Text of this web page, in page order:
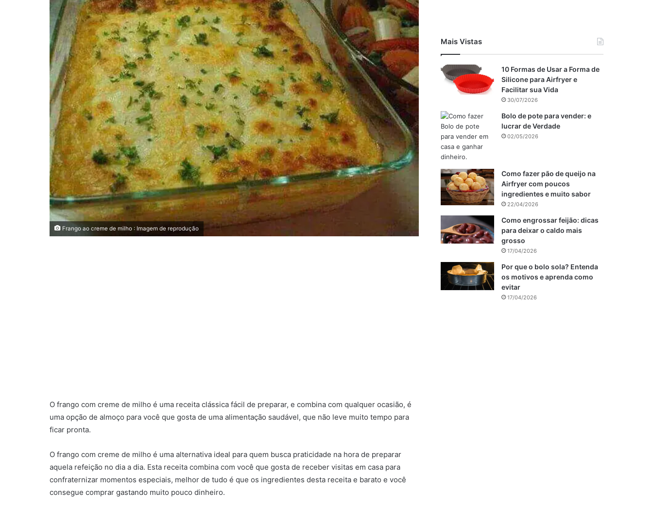
Frango ao creme de milho : Imagem de reprodução
O frango com creme de milho é uma receita clássica fácil de preparar, e combina com qualquer ocasião, é
uma opção de almoço para você que gosta de uma alimentação saudável, que não leve muito tempo para
ficar pronta.
O frango com creme de milho é uma alternativa ideal para quem busca praticidade na hora de preparar
aquela refeição no dia a dia. Esta receita combina com você que gosta de receber visitas em casa para
confraternizar momentos especiais, melhor de tudo é que os ingredientes desta receita e barato e você
consegue comprar gastando muito pouco dinheiro.
Mais Vistas
10 Formas de Usar a Forma de
Silicone para Airfryer e
Facilitar sua Vida
30/07/2026
Bolo de pote para vender: e
lucrar de Verdade
02/05/2026
Como fazer pão de queijo na
Airfryer com poucos
ingredientes e muito sabor
22/04/2026
Como engrossar feijão: dicas
para deixar o caldo mais
grosso
17/04/2026
Por que o bolo sola? Entenda
os motivos e aprenda como
evitar
17/04/2026